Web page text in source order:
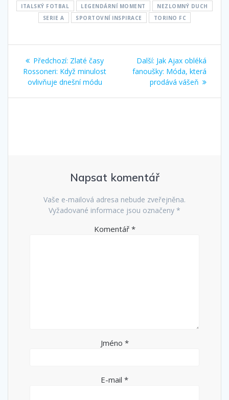
ITALSKÝ FOTBAL
LEGENDÁRNÍ MOMENT
NEZLOMNÝ DUCH
SERIE A
SPORTOVNÍ INSPIRACE TORINO FC
Navigace
pro
příspěvek
Předchozí: Předchozí
příspěvek:
Zlaté časy
Rossoneri: Když minulost
ovlivňuje dnešní módu
Další: Další
příspěvek:
Jak Ajax obléká
fanoušky: Móda, která
prodává vášeň
Napsat komentář
Vaše e-mailová adresa nebude zveřejněna.
Vyžadované informace jsou označeny *
Komentář *
Jméno *
E-mail *